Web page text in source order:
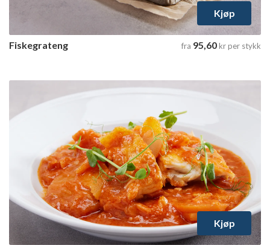
Kjøp
Fiskegrateng fra 95,60krper stykk
Kjøp
Bacalao
1 tilgjengelig variant
Velg varianter